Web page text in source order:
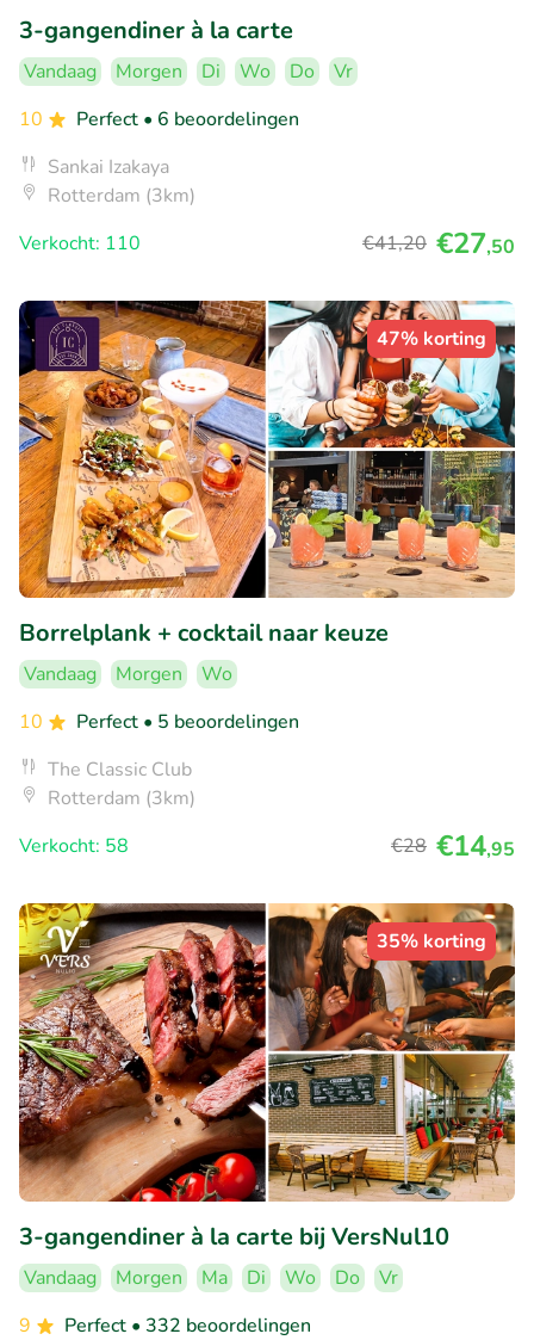
3-gangendiner à la carte
Vandaag Morgen Di Wo Do
Vr
10
Perfect • 6 beoordelingen
Sankai Izakaya
Rotterdam (3km)
Verkocht: 110
€41,20 €27,50
47% korting
Borrelplank + cocktail naar keuze
Vandaag Morgen
Wo
10
Perfect • 5 beoordelingen
The Classic Club
Rotterdam (3km)
Verkocht: 58
€28 €14,95
35% korting
3-gangendiner à la carte bij VersNul10
Vandaag Morgen Ma Di Wo Do
Vr
9
Perfect • 332 beoordelingen